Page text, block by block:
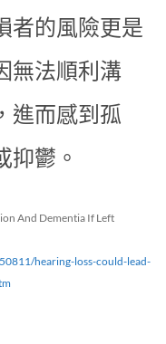
者的風險更是
無法順利溝
進而感到孤
抑鬱。
And Dementia If Left
hearing-loss-could-lead-